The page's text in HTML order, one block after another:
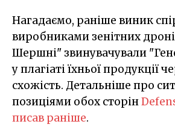
Нагадаємо, раніше виник
виробниками зенітних
Шершні" звинувачували
у плагіаті їхньої продукції
схожість. Детальніше про
позиціями обох сторін
писав раніше.